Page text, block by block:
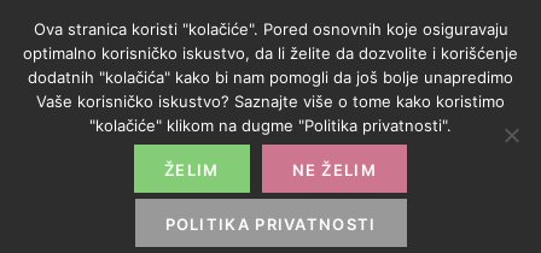
Ova stranica koristi "kolačiće". Pored osnovnih koje osiguravaju
optimalno korisničko iskustvo, da li želite da dozvolite i korišćenje
dodatnih "kolačića" kako bi nam pomogli da još bolje unapredimo
Vaše korisničko iskustvo? Saznajte više o tome kako koristimo
"kolačiće" klikom na dugme "Politika privatnosti".
ŽELIM NE ŽELIM
POLITIKA PRIVATNOSTI